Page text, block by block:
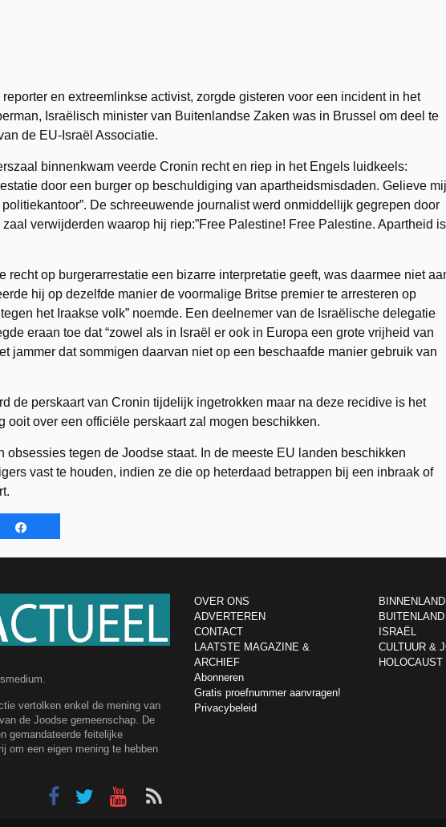
en extreemlinkse activist, zorgde gisteren voor een incident in het
Israëlisch minister van Buitenlandse Zaken was in Brussel om deel te
de EU-Israël Associatie.
binnenkwam veerde Cronin recht en riep in het Engels luidkeels:
door een burger op beschuldiging van apartheidsmisdaden. Gelieve mij
De schreeuwende journalist werd onmiddellijk gegrepen door
verwijderden waarop hij riep:”Free Palestine! Free Palestine. Apartheid is
recht op burgerarrestatie een bizarre interpretatie geeft, was daarmee niet
hij op dezelfde manier de voormalige Britse premier te arresteren op
het Iraakse volk” noemde. Een deelnemer van de Israëlische delegatie
eraan toe dat “zowel als in Israël er ook in Europa een grote vrijheid van
jammer dat sommigen daarvan niet op een beschaafde manier gebruik van
de perskaart van Cronin tijdelijk ingetrokken maar na deze recidive is het
ooit over een officiële perskaart zal mogen beschikken.
obsessies tegen de Joodse staat. In de meeste EU landen beschikken
vast te houden, indien ze die op heterdaad betrappen bij een inbraak of
vertolken enkel de mening van
de Joodse gemeenschap. De
gemandateerde feitelijke
om een eigen mening te hebben
OVER ONS
ADVERTEREN
CONTACT
LAATSTE MAGAZINE &
ARCHIEF
Abonneren
Gratis proefnummer aanvragen!
Privacybeleid
BINNENLAND
BUITENLAND
ISRAËL
CULTUUR &
HOLOCAUST